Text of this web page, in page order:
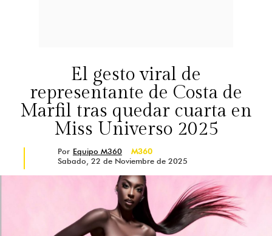
El gesto viral de
representante de Costa de
Marfil tras quedar cuarta en
Miss Universo 2025
Por Equipo M360
M360
Sabado, 22 de Noviembre de 2025